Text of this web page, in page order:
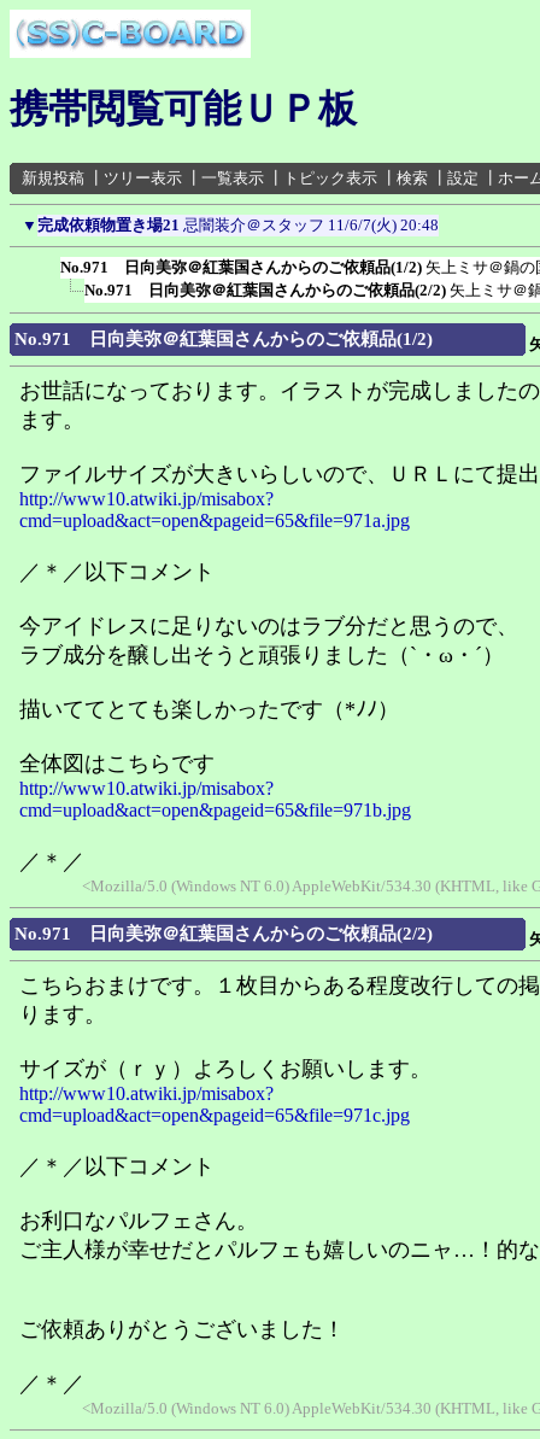
携帯閲覧可能ＵＰ板
新規投稿 ツリー表示 一覧表示 トピック表示 検索 設定 ホー
▼ 完成依頼物置き場21 忌闇装介＠スタッフ 11/6/7(火) 20:48
No.971 日向美弥＠紅葉国さんからのご依頼品(1/2) 矢上ミサ＠鍋の
No.971 日向美弥＠紅葉国さんからのご依頼品(2/2) 矢上ミサ＠
No.971 日向美弥＠紅葉国さんからのご依頼品(1/2)
お世話になっております。イラストが完成しました
ます。
ファイルサイズが大きいらしいので、ＵＲＬにて提
http://www10.atwiki.jp/misabox?
cmd=upload&act=open&pageid=65&file=971a.jpg
／＊／以下コメント
今アイドレスに足りないのはラブ分だと思うので、
ラブ成分を醸し出そうと頑張りました（`・ω・´）
描いててとても楽しかったです（*ﾉﾉ）
全体図はこちらです
http://www10.atwiki.jp/misabox?
cmd=upload&act=open&pageid=65&file=971b.jpg
／＊／
<Mozilla/5.0 (Windows NT 6.0) AppleWebKit/534.30 (KHTML, like
No.971 日向美弥＠紅葉国さんからのご依頼品(2/2)
こちらおまけです。１枚目からある程度改行しての
ります。
サイズが（ｒｙ）よろしくお願いします。
http://www10.atwiki.jp/misabox?
cmd=upload&act=open&pageid=65&file=971c.jpg
／＊／以下コメント
お利口なパルフェさん。
ご主人様が幸せだとパルフェも嬉しいのニャ…！的
ご依頼ありがとうございました！
／＊／
<Mozilla/5.0 (Windows NT 6.0) AppleWebKit/534.30 (KHTML, like